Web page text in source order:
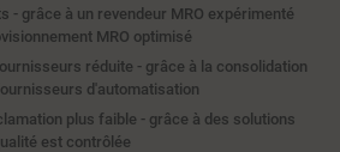
- grâce à un revendeur MRO expérimenté
MRO optimisé
réduite - grâce à la consolidation
d'automatisation
plus faible - grâce à des solutions
est contrôlée